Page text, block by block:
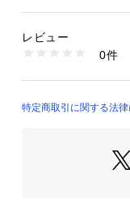
がりに。
ブルーベースの爽
2024年7月からデ
架空のアメリカ総
のプロモーション
商品番号：
112140072 （ショップ
レビュー
0件
特定商取引に関する法律